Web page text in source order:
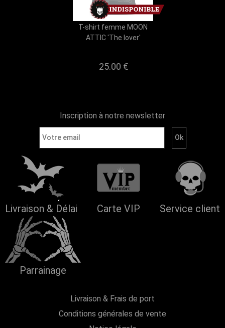
T-shirt femme MOON
ATTIC 'The lover'
25.00 €
Inscription à notre newsletter
Livraison & Délai Carte VIP Service client
Parrainage
Livraison & Frais de port
Conditions générales de vente